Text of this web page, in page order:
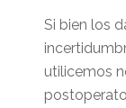
Si bien los
utilicemos